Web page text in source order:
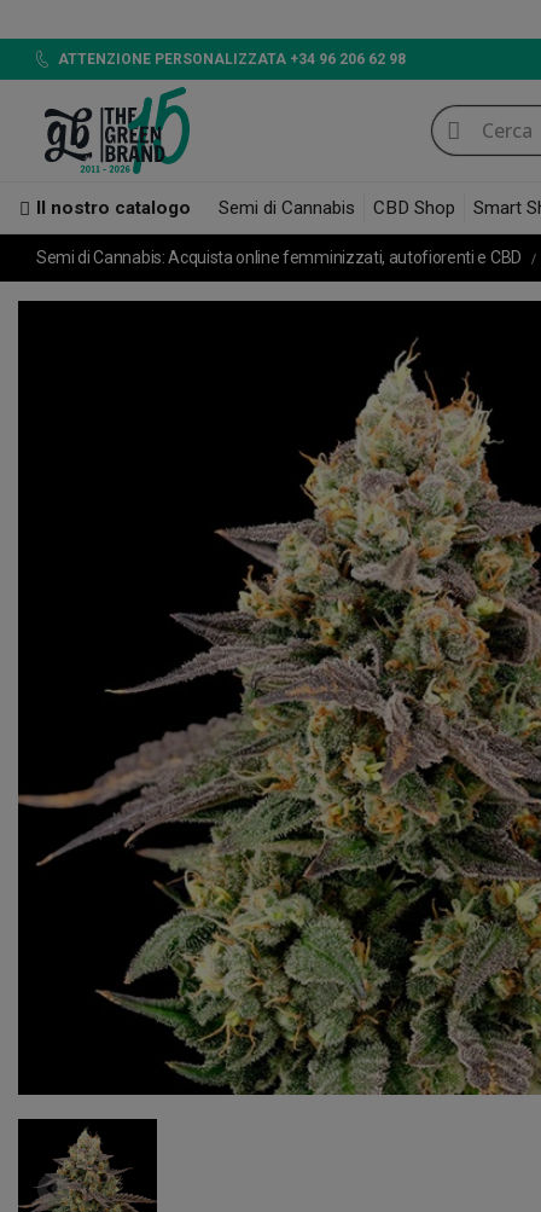
ATTENZIONE PERSONALIZZATA +34 96 206 62 98
Il nostro catalogo Semi di Cannabis CBD Shop Smart
Semi di Cannabis: Acquista online femminizzati, autofiorenti e CBD